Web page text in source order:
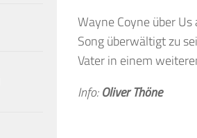
Wayne Coyne über
Song überwältigt zu
Vater in einem
Info:Oliver Thöne